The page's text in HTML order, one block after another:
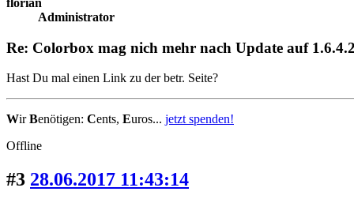
florian
Administrator
Re: Colorbox mag nich mehr nach Update auf
Hast Du mal einen Link zu der betr. Seite?
WirBenötigen: Cents, Euros... jetzt spenden!
Offline
#3 28.06.2017 11:43:14